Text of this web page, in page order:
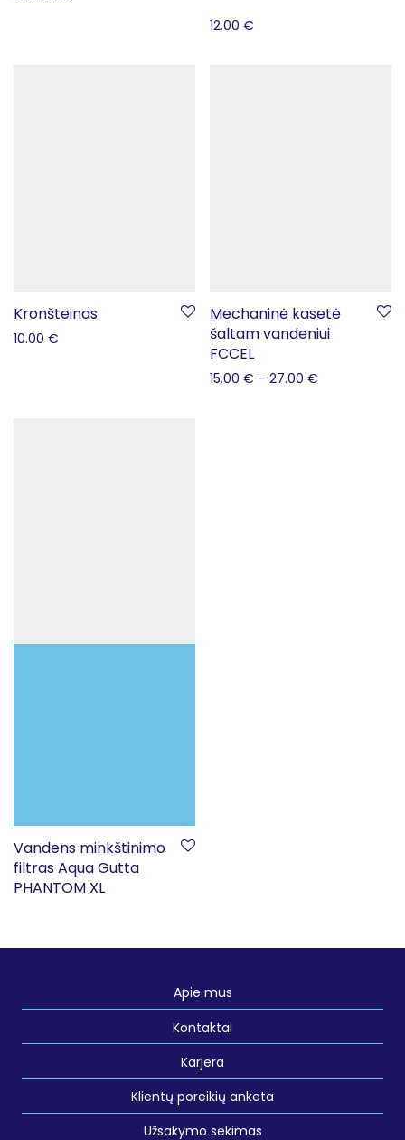
12.00 €
Kronšteinas
10.00 €
Mechaninė kasetė
šaltam vandeniui
FCCEL
15.00 € – 27.00 €
Vandens minkštinimo
filtras Aqua Gutta
PHANTOM XL
Apie mus
Kontaktai
Karjera
Klientų poreikių anketa
Užsakymo sekimas